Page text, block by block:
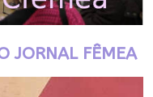
JORNAL FÊMEA